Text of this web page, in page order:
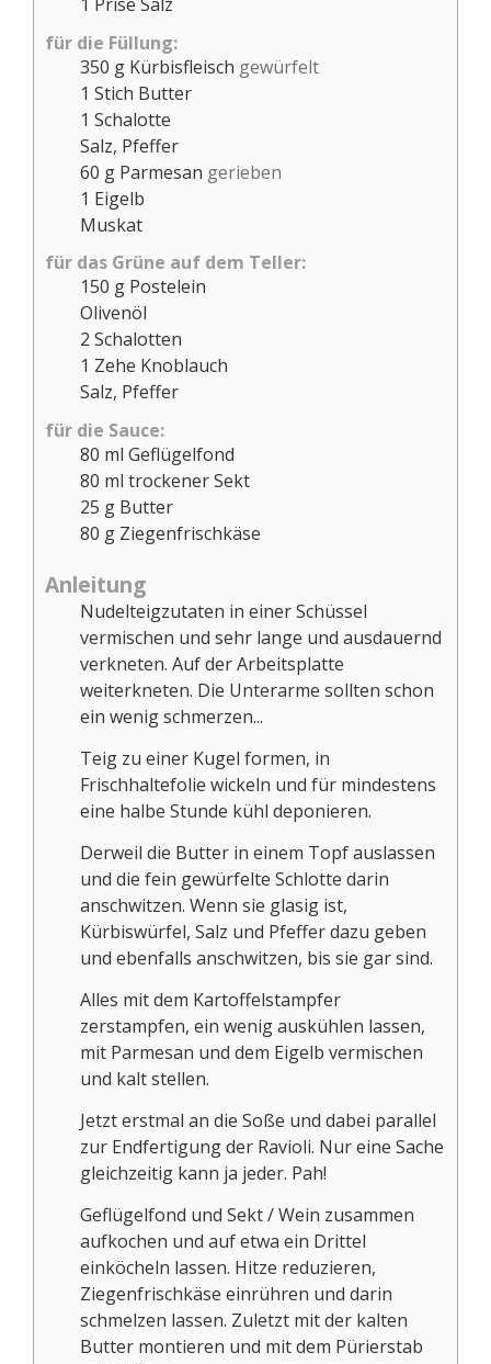
für die Füllung:
350 g Kürbisfleisch gewürfelt
1 Stich Butter
1 Schalotte
Salz, Pfeffer
60 g Parmesan gerieben
1 Eigelb
Muskat
für das Grüne auf dem Teller:
150 g Postelein
Olivenöl
2 Schalotten
1 Zehe Knoblauch
Salz, Pfeffer
für die Sauce:
80 ml Geflügelfond
80 ml trockener Sekt
25 g Butter
80 g Ziegenfrischkäse
Anleitung
Nudelteigzutaten in einer Schüssel
vermischen und sehr lange und ausdauernd
verkneten. Auf der Arbeitsplatte
weiterkneten. Die Unterarme sollten schon
ein wenig schmerzen...
Teig zu einer Kugel formen, in
Frischhaltefolie wickeln und für mindestens
eine halbe Stunde kühl deponieren.
Derweil die Butter in einem Topf auslassen
und die fein gewürfelte Schlotte darin
anschwitzen. Wenn sie glasig ist,
Kürbiswürfel, Salz und Pfeffer dazu geben
und ebenfalls anschwitzen, bis sie gar sind.
Alles mit dem Kartoffelstampfer
zerstampfen, ein wenig auskühlen lassen,
mit Parmesan und dem Eigelb vermischen
und kalt stellen.
Jetzt erstmal an die Soße und dabei parallel
zur Endfertigung der Ravioli. Nur eine Sache
gleichzeitig kann ja jeder. Pah!
Geflügelfond und Sekt / Wein zusammen
aufkochen und auf etwa ein Drittel
einköcheln lassen. Hitze reduzieren,
Ziegenfrischkäse einrühren und darin
schmelzen lassen. Zuletzt mit der kalten
Butter montieren und mit dem Pürierstab